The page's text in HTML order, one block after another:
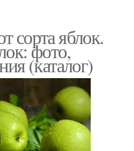
сорта яблок.
фото,
(каталог)